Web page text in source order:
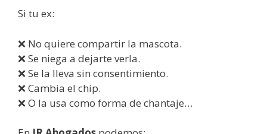
Si tu ex:
❌ No quiere compartir la mascota.
❌ Se niega a dejarte verla.
❌ Se la lleva sin consentimiento.
❌ Cambia el chip.
❌ O la usa como forma de chantaje…